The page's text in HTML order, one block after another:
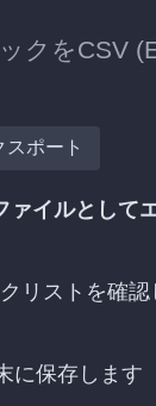
クをCSV
スポート
ァイルとして
リストを確認
に保存します